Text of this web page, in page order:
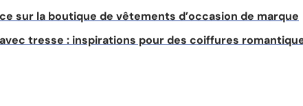
sur la boutique de vêtements d’occasion de marque
tresse : inspirations pour des coiffures